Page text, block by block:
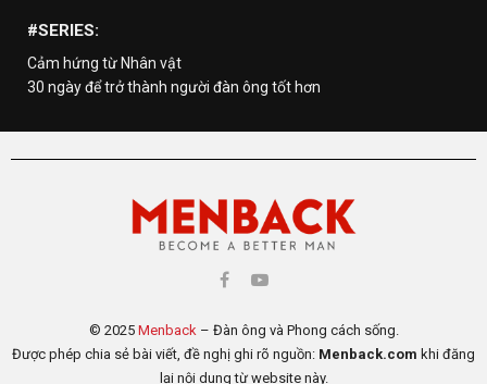
#SERIES:
Cảm hứng từ Nhân vật
30 ngày để trở thành người đàn ông tốt hơn
© 2025 Menback – Đàn ông và Phong cách sống.
Được phép chia sẻ bài viết, đề nghị ghi rõ nguồn: Menback.com khi đăng
lại nội dung từ website này.